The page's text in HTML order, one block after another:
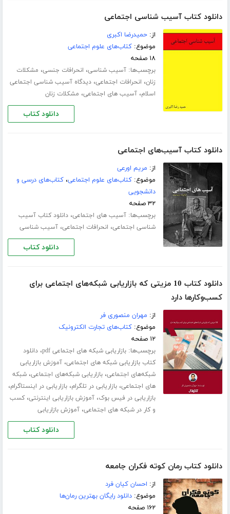
دانلود کتاب آسیب شناسی اجتماعی
از:حمیدرضا اکبری
موضوع:کتاب‌های علوم اجتماعی
۱۸ صفحه
برچسب‌ها:آسیب شناسی، انحرافات جنسی، مشکلات
زنان، انحرافات اجتماعی،دیدگاه آسیب شناسی اجتماعی
اسلام،آسیب های اجتماعی، مشکلات زنان
دانلود کتاب
دانلود کتاب آسیب‌های اجتماعی
از: مریم اورعی
موضوع:کتاب‌های علوم اجتماعی،کتاب‌های درسی و
دانشجویی
۳۲ صفحه
برچسب‌ها:آسیب های اجتماعی،دانلود کتاب آسیب
شناسی اجتماعی، انحرافات اجتماعی،آسیب شناسی
دانلود کتاب
دانلود کتاب 10 مزیتی که بازاریابی شبکه‌های اجتماعی برای
کسب‌و‌کارها دارد
از: مهران منصوری فر
موضوع:کتاب‌های تجارت الکترونیک
۱۲ صفحه
برچسب‌ها:بازاریابی شبکه های اجتماعی pdf ،دانلود
کتاب بازاریابی شبکه های اجتماعی،آموزش بازاریابی
شبکه‌های اجتماعی،بازاریابی شبکه‌های اجتماعی،شبکه
های اجتماعی،بازاریابی در تلگرام،بازاریابی در اینستاگرام،
بازاریابی در فیس بوک،آموزش بازاریابی اینترنتی،کسب
و کار در شبکه های اجتماعی،آموزش بازاریابی
دانلود کتاب
دانلود کتاب رمان کوته فکران جامعه
از: احسان کیان فرد
موضوع:دانلود رایگان بهترین رمان‌ها
۱۶۲ صفحه